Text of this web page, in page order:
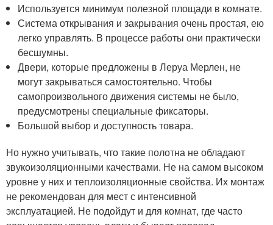
Используется минимум полезной площади в комнате.
Система открывания и закрывания очень простая, ею
легко управлять. В процессе работы они практически
бесшумны.
Двери, которые предложены в Леруа Мерлен, не
могут закрываться самостоятельно. Чтобы
самопроизвольного движения системы не было,
предусмотрены специальные фиксаторы.
Большой выбор и доступность товара.
Но нужно учитывать, что такие полотна не обладают
звукоизоляционными качествами. Не на самом высоком
уровне у них и теплоизоляционные свойства. Их монтаж
не рекомендован для мест с интенсивной
эксплуатацией. Не подойдут и для комнат, где часто